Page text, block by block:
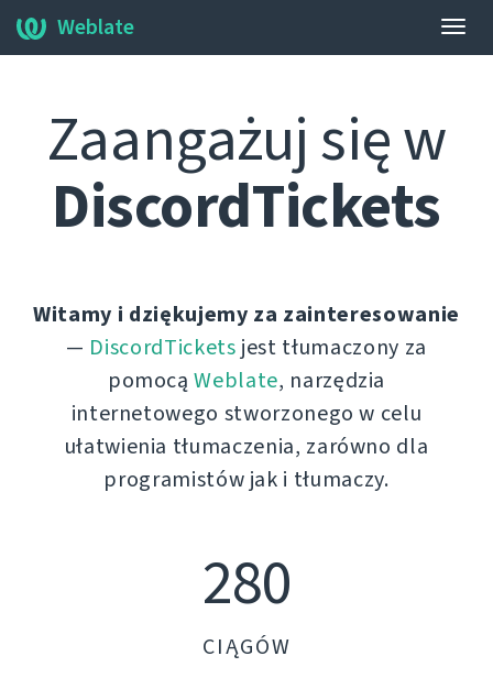
Weblate
Zaangażuj się w
DiscordTickets
Witamy i dziękujemy za zainteresowanie
— DiscordTickets jest tłumaczony za
pomocąWeblate, narzędzia
internetowego stworzonego w celu
ułatwienia tłumaczenia, zarówno dla
programistów jak i tłumaczy.
280
CIĄGÓW